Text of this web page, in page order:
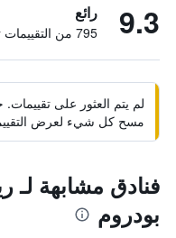
9.3 رائع
795 من التقييمات تم التحقق منها
لم يتم العثور على
مسح كل شيء لعرض
فنادق مشابهة
بودروم